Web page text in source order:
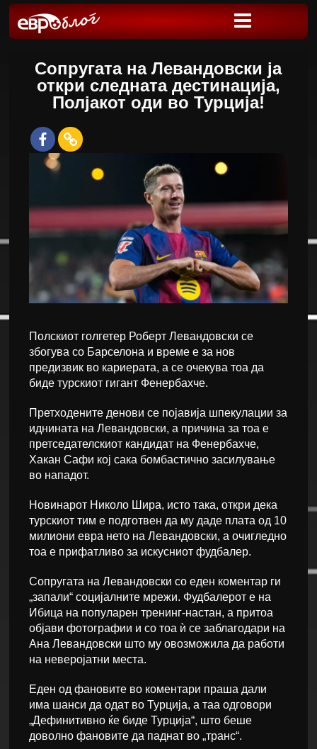
Сопругата на Левандовски ја
откри следната дестинација,
Полјакот оди во Турција!
Полскиот голгетер Роберт Левандовски се
збогува со Барселона и време е за нов
предизвик во кариерата, а се очекува тоа да
биде турскиот гигант Фенербахче.
Претходените денови се појавија шпекулации за
иднината на Левандовски, а причина за тоа е
претседателскиот кандидат на Фенербахче,
Хакан Сафи кој сака бомбастично засилување
во нападот.
Новинарот Николо Шира, исто така, откри дека
турскиот тим е подготвен да му даде плата од 10
милиони евра нето на Левандовски, а очигледно
тоа е прифатливо за искусниот фудбалер.
Сопругата на Левандовски со еден коментар ги
„запали“ социјалните мрежи. Фудбалерот е на
Ибица на популарен тренинг-настан, а притоа
објави фотографии и со тоа ѝ се заблагодари на
Ана Левандовски што му овозможила да работи
на неверојатни места.
Еден од фановите во коментари праша дали
има шанси да одат во Турција, а таа одговори
„Дефинитивно ќе биде Турција“, што беше
доволно фановите да паднат во „транс“.